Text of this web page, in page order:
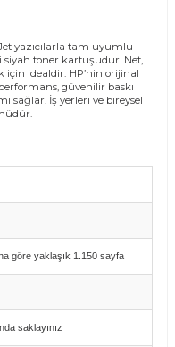
yazıcılarla tam uyumlu
siyah toner kartuşudur. Net,
için idealdir. HP’nin orijinal
güvenilir baskı
sağlar. İş yerleri ve bireysel
göre yaklaşık 1.150 sayfa
saklayınız